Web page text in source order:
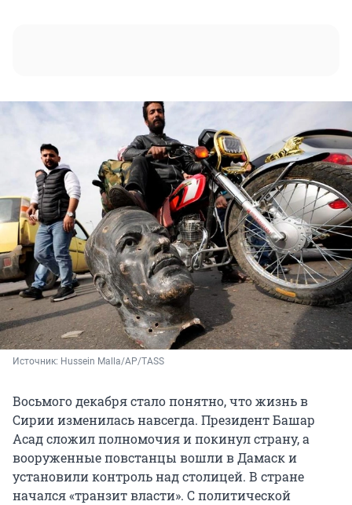
Источник: Hussein Malla/AP/TASS
Восьмого декабря стало понятно, что жизнь в
Сирии изменилась навсегда. Президент Башар
Асад сложил полномочия и покинул страну, а
вооруженные повстанцы вошли в Дамаск и
установили контроль над столицей. В стране
начался «транзит власти». С политической